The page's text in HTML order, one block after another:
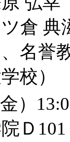
倉 典
名
校）
）
Ｄ101